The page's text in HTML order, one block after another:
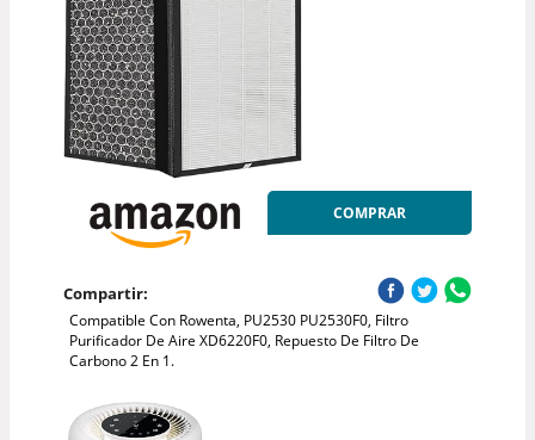
COMPRAR
Compartir:
Compatible Con Rowenta, PU2530 PU2530F0, Filtro
Purificador De Aire XD6220F0, Repuesto De Filtro De
Carbono 2 En 1.